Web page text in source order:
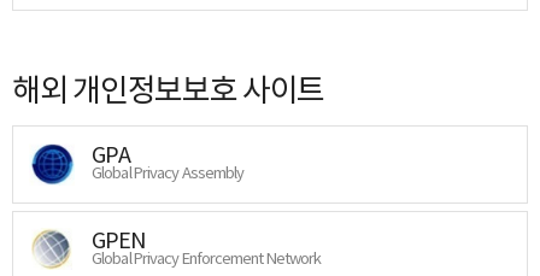
해외 개인정보보호 사이트
GPA
Global Privacy Assembly
GPEN
Global Privacy Enforcement Network